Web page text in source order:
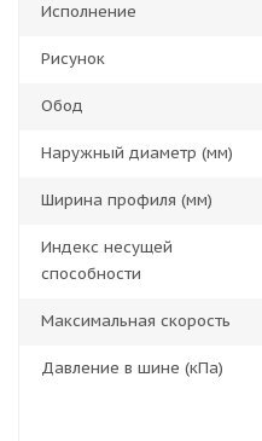
Исполнение
Рисунок
Обод
Наружный диаметр (мм)
Ширина профиля (мм)
Индекс несущей
способности
Максимальная скорость
Давление в шине (кПа)